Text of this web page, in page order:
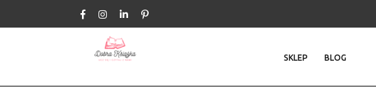
SKLEP BLOG